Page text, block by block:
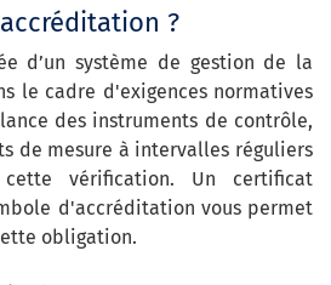
?
d’un système de gestion de la
le cadre d'exigences normatives
des instruments de contrôle,
de mesure à intervalles réguliers
vérification. Un certificat
d'accréditation vous permet
obligation.